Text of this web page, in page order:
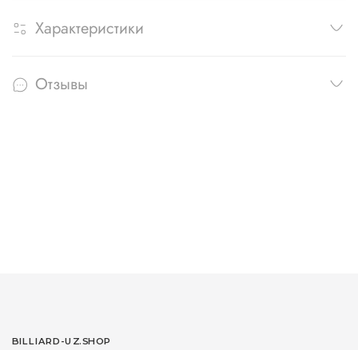
Характеристики
Отзывы
BILLIARD-UZ.SHOP